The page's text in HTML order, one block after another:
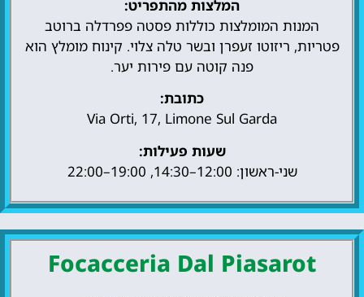
המלצות מהתפריט:
המנות המומלצות כוללות פסטה פפרדלה ברוטב
פטריות, ריזוטו זעפרן ובשר טלה צלוי. קינוח מומלץ הוא
פנה קוטה עם פירות יער.
כתובת:
Via Orti, 17, Limone Sul Garda
שעות פעילות:
שני-ראשון: 12:00–14:30, 19:00–22:00
Focacceria Dal Piasarot